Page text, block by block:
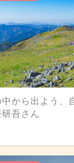
中から出よう、
研吾さん